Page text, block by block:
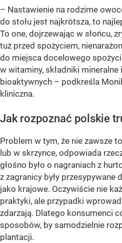
– Nastawienie na rodzime
do stołu jest najkrótsza, to
To one, dojrzewając w słońcu,
tuż przed spożyciem,
do miejsca docelowego
w witaminy, składniki
bioaktywnych – podkreśla
kliniczna.
Jak rozpoznać polskie
Problem w tym, że nie zawsze
lub w skrzynce, odpowiada
głośno było o nagraniach z
z zagranicy były przesypywane
jako krajowe. Oczywiście nie
praktyki, ale przypadki
zdarzają. Dlatego konsumenci
sposobów, by samodzielnie
plantacji.